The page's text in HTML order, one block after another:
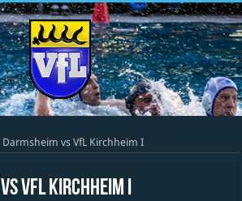
Darmsheim vs VfL Kirchheim I
VfL Kirchheim I